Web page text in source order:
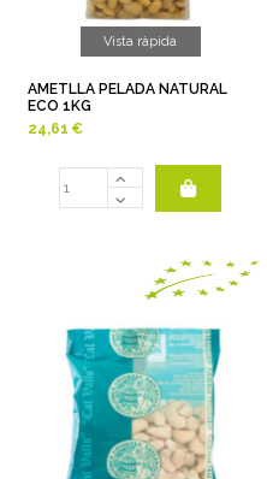
Vista ràpida
AMETLLA PELADA NATURAL
ECO 1KG
24,61 €